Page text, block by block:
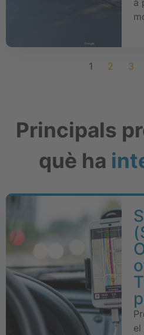
a
1 2 3
Principals
què ha
el